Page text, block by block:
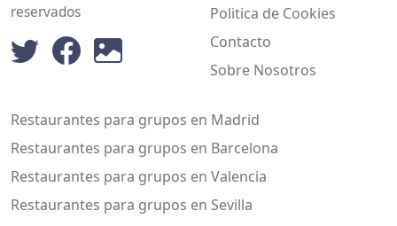
reservados
Politica de Cookies
Contacto
Sobre Nosotros
Restaurantes para grupos en Madrid
Restaurantes para grupos en Barcelona
Restaurantes para grupos en Valencia
Restaurantes para grupos en Sevilla